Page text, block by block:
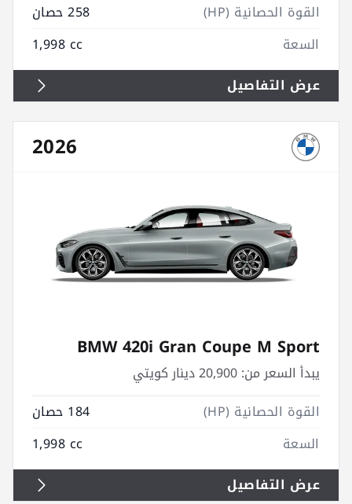
القوة الحصانية (HP)
258 حصان
السعة
1,998 cc
عرض التفاصيل
2026
BMW 420i Gran Coupe M Sport
يبدأ السعر من:
القوة الحصانية (HP)
184 حصان
السعة
1,998 cc
عرض التفاصيل